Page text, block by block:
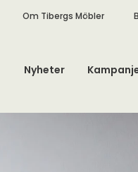
Om Tibergs Möbler
Nyheter